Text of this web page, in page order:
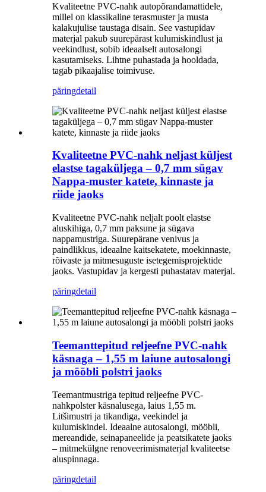
Kvaliteetne PVC-nahk autopõrandamattidele,
millel on klassikaline terasmuster ja musta
kalakujulise taustaga disain. See vastupidav
materjal pakub suurepärast kulumiskindlust ja
veekindlust, sobib ideaalselt autosalongi
kasutamiseks. Lihtne puhastada ja hooldada,
tagab pikaajalise toimivuse.
päringdetail
Kvaliteetne PVC-nahk neljast küljest
elastse tagaküljega – 0,7 mm sügav
Nappa-muster katete, kinnaste ja
riide jaoks
Kvaliteetne PVC-nahk neljalt poolt elastse
aluskihiga, 0,7 mm paksune ja sügava
nappamustriga. Suurepärane venivus ja
paindlikkus, ideaalne kaitsekatete, moekinnaste,
rõivaste ja mitmesuguste isetegemisprojektide
jaoks. Vastupidav ja kergesti puhastatav materjal.
päringdetail
Teemanttepitud reljeefne PVC-nahk
käsnaga – 1,55 m laiune autosalongi
ja mööbli polstri jaoks
Teemantmustriga tepitud reljeefne PVC-
nahkpolster käsnalusega, laius 1,55 m.
Litšimustri ja tikandiga, veekindel ja
kulumiskindel. Ideaalne autosalongi, mööbli,
mereandide, seinapaneelide ja peatsikatete jaoks
– mitmekülgne renoveerimismaterjal kvaliteetse
aluspinnaga.
päringdetail